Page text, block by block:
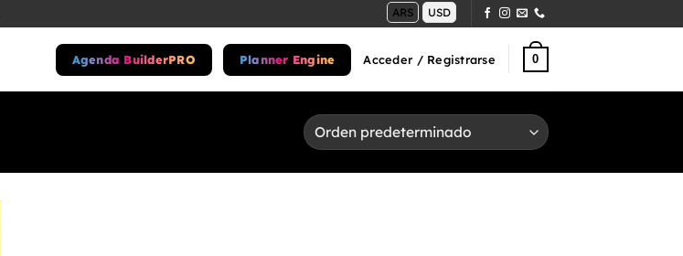
ARS USD
Agenda BuilderPRO Planner Engine Acceder / Registrarse 0